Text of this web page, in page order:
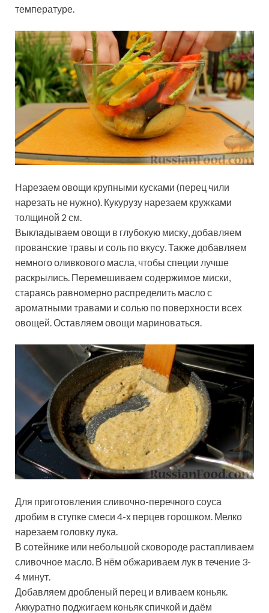
температуре.
Нарезаем овощи крупными кусками (перец чили
нарезать не нужно). Кукурузу нарезаем кружками
толщиной 2 см.
Выкладываем овощи в глубокую миску, добавляем
прованские травы и соль по вкусу. Также добавляем
немного оливкового масла, чтобы специи лучше
раскрылись. Перемешиваем содержимое миски,
стараясь равномерно распределить масло с
ароматными травами и солью по поверхности всех
овощей. Оставляем овощи мариноваться.
Для приготовления сливочно-перечного соуса
дробим в ступке смеси 4-х перцев горошком. Мелко
нарезаем головку лука.
В сотейнике или небольшой сковороде растапливаем
сливочное масло. В нём обжариваем лук в течение 3-
4 минут.
Добавляем дробленый перец и вливаем коньяк.
Аккуратно поджигаем коньяк спичкой и даём